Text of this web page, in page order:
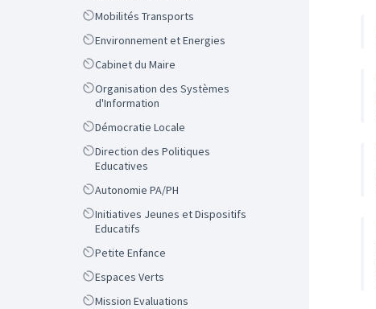
ScopeMobilités Transports
ScopeEnvironnement et Energies
ScopeCabinet du Maire
Scope
Organisation des Systèmes
d'Information
ScopeDémocratie Locale
Scope
Direction des Politiques
Educatives
ScopeAutonomie PA/PH
Scope
Initiatives Jeunes et Dispositifs
Educatifs
ScopePetite Enfance
ScopeEspaces Verts
ScopeMission Evaluations